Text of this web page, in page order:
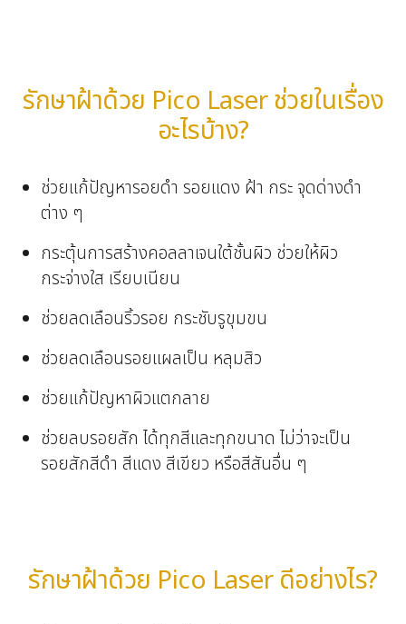
รักษาฝ้าด้วย Pico Laser ช่วยในเรื่อง
อะไรบ้าง?
ช่วยแก้ปัญหารอยดำ รอยแดง ฝ้า กระ จุดด่างดำ
ต่าง ๆ
กระตุ้นการสร้างคอลลาเจนใต้ชั้นผิว ช่วยให้ผิว
กระจ่างใส เรียบเนียน
ช่วยลดเลือนริ้วรอย กระชับรูขุมขน
ช่วยลดเลือนรอยแผลเป็น หลุมสิว
ช่วยแก้ปัญหาผิวแตกลาย
ช่วยลบรอยสัก ได้ทุกสีและทุกขนาด ไม่ว่าจะเป็น
รอยสักสีดำ สีแดง สีเขียว หรือสีสันอื่น ๆ
รักษาฝ้าด้วย Pico Laser ดีอย่างไร?